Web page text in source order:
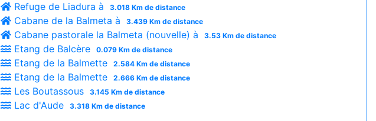
Refuge de Liadura à 3.018 Km de distance
Cabane de la Balmeta à 3.439 Km de distance
Cabane pastorale la Balmeta (nouvelle) à 3.53 Km de distance
Etang de Balcère 0.079 Km de distance
Etang de la Balmette 2.584 Km de distance
Etang de la Balmette 2.666 Km de distance
Les Boutassous 3.145 Km de distance
Lac d'Aude 3.318 Km de distance